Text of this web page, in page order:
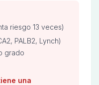
riesgo 13 veces)
PALB2, Lynch)
grado
una